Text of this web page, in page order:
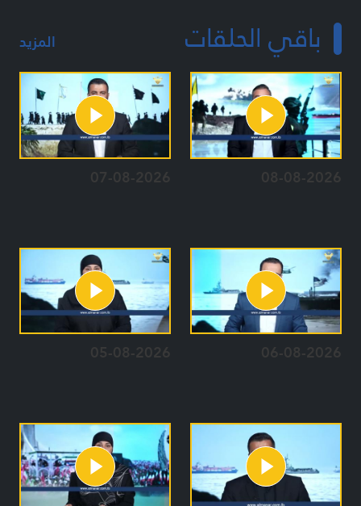
باقي الحلقات المزيد
08-08-2026
07-08-2026
06-08-2026
05-08-2026